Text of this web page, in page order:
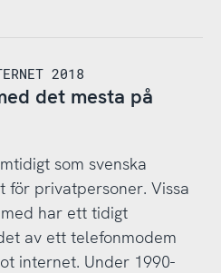
2018
det mesta på
som svenska
för privatpersoner. Vissa
har ett tidigt
av ett telefonmodem
internet. Under 1990-